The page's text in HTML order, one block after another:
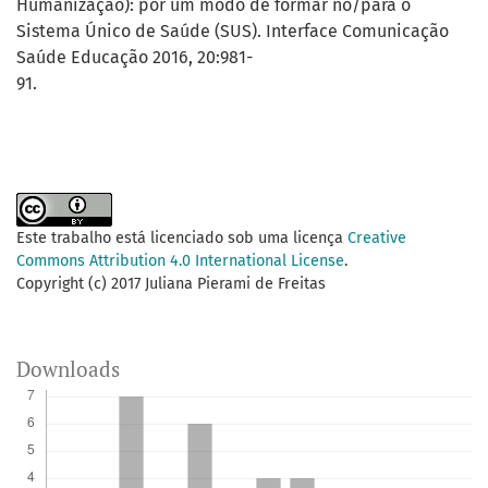
Humanização): por um modo de formar no/para o
Sistema Único de Saúde (SUS). Interface Comunicação
Saúde Educação 2016, 20:981-
91.
Este trabalho está licenciado sob uma licença Creative
Commons Attribution 4.0 International License.
Copyright (c) 2017 Juliana Pierami de Freitas
Downloads